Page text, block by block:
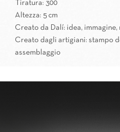
Tiratura: 300
Altezza: 5 cm
Creato da Dalí: idea,
Creato dagli artigiani: stampo
assemblaggio